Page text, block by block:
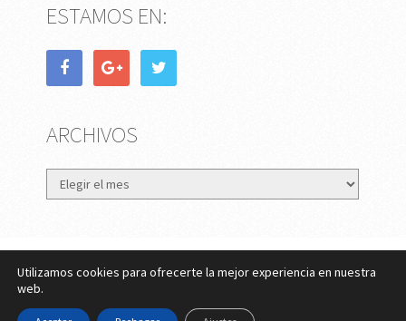
ESTAMOS EN:
ARCHIVOS
Archivos
eMujer.com
Copyright © 2026.
Contactar ||Datos Legales y Privacidad
Utilizamos cookies para ofrecerte la mejor experiencia en nuestra
web.